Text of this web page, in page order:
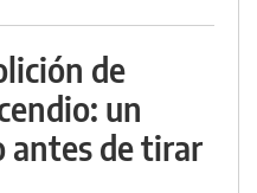
de
un
antes de tirar